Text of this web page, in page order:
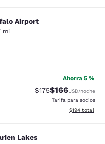
Airport
mi
Bueno. 1211 reseñas
Ahorra 5 %
Precio tachado:
$175Precio con
$166USD/noche
Tarifa para socios
Ver detalles
$194 total
Lakes
Lakes